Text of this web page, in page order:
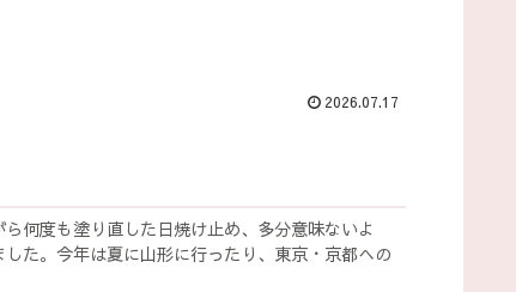
2026.07.17
何度も塗り直した日焼け止め、多分意味ないよ
た。今年は夏に山形に行ったり、東京・京都への